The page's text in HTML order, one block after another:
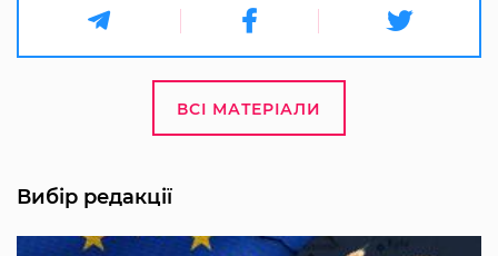
ВСІ МАТЕРІАЛИ
Вибір редакції